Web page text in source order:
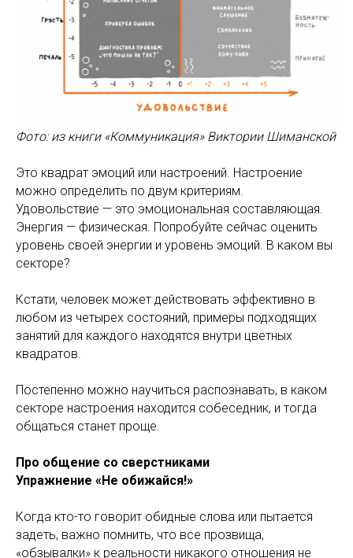
Фото: из книги «Коммуникация» Виктории Шиманской
Это квадрат эмоций или настроений. Настроение
можно определить по двум критериям.
Удовольствие — это эмоциональная составляющая.
Энергия — физическая. Попробуйте сейчас оценить
уровень своей энергии и уровень эмоций. В каком вы
секторе?
Кстати, человек может действовать эффективно в
любом из четырех состояний, примеры подходящих
занятий для каждого находятся внутри цветных
квадратов.
Постепенно можно научиться распознавать, в каком
секторе настроения находится собеседник, и тогда
общаться станет проще.
Про общение со сверстниками
Упражнение «Не обижайся!»
Когда кто-то говорит обидные слова или пытается
задеть, важно помнить, что все прозвища,
«обзывалки» к реальности никакого отношения не